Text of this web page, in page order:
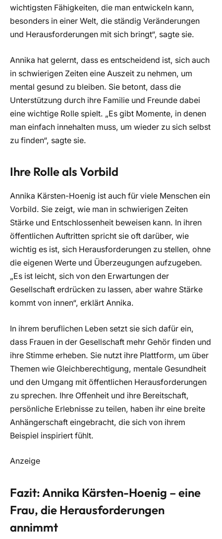
wichtigsten Fähigkeiten, die man entwickeln kann,
besonders in einer Welt, die ständig Veränderungen
und Herausforderungen mit sich bringt“, sagte sie.
Annika hat gelernt, dass es entscheidend ist, sich auch
in schwierigen Zeiten eine Auszeit zu nehmen, um
mental gesund zu bleiben. Sie betont, dass die
Unterstützung durch ihre Familie und Freunde dabei
eine wichtige Rolle spielt. „Es gibt Momente, in denen
man einfach innehalten muss, um wieder zu sich selbst
zu finden“, sagte sie.
Ihre Rolle als Vorbild
Annika Kärsten-Hoenig ist auch für viele Menschen ein
Vorbild. Sie zeigt, wie man in schwierigen Zeiten
Stärke und Entschlossenheit beweisen kann. In ihren
öffentlichen Auftritten spricht sie oft darüber, wie
wichtig es ist, sich Herausforderungen zu stellen, ohne
die eigenen Werte und Überzeugungen aufzugeben.
„Es ist leicht, sich von den Erwartungen der
Gesellschaft erdrücken zu lassen, aber wahre Stärke
kommt von innen“, erklärt Annika.
In ihrem beruflichen Leben setzt sie sich dafür ein,
dass Frauen in der Gesellschaft mehr Gehör finden und
ihre Stimme erheben. Sie nutzt ihre Plattform, um über
Themen wie Gleichberechtigung, mentale Gesundheit
und den Umgang mit öffentlichen Herausforderungen
zu sprechen. Ihre Offenheit und ihre Bereitschaft,
persönliche Erlebnisse zu teilen, haben ihr eine breite
Anhängerschaft eingebracht, die sich von ihrem
Beispiel inspiriert fühlt.
Anzeige
Fazit: Annika Kärsten-Hoenig – eine
Frau, die Herausforderungen
annimmt